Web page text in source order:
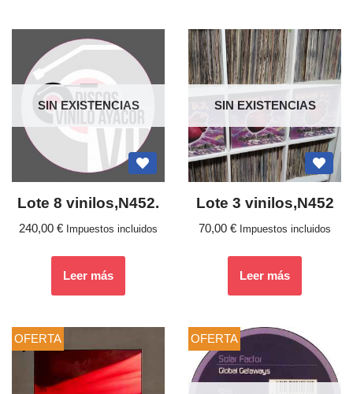
SIN EXISTENCIAS
Lote 8 vinilos,N452.
240,00 € Impuestos incluidos
Leer más
SIN EXISTENCIAS
Lote 3 vinilos,N452
70,00 € Impuestos incluidos
Leer más
OFERTA OFERTA